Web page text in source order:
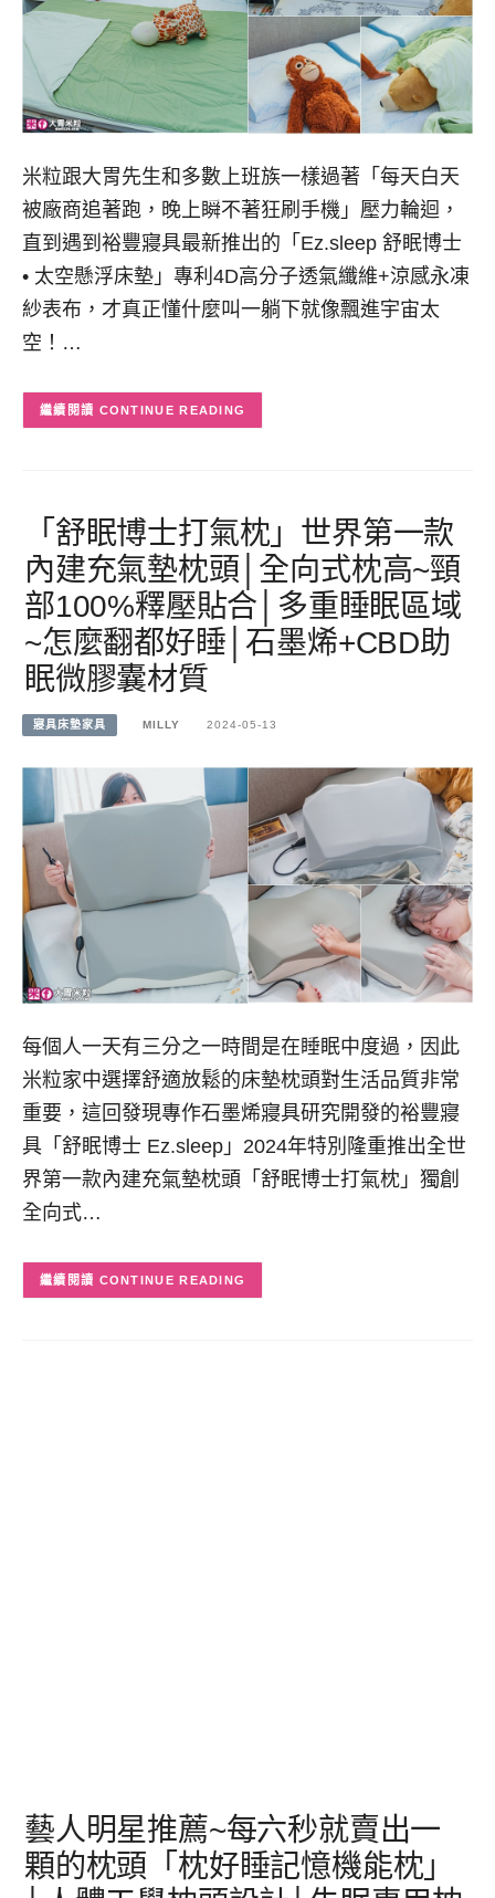
米粒跟大胃先生和多數上班族一樣過著「每天白天
被廠商追著跑，晚上瞬不著狂刷手機」壓力輪迴，
直到遇到裕豐寢具最新推出的「Ez.sleep 舒眠博士
• 太空懸浮床墊」專利4D高分子透氣纖維+涼感永凍
紗表布，才真正懂什麼叫一躺下就像飄進宇宙太
空！…
CONTINUE READING
「舒眠博士打氣枕」世界第一款
內建充氣墊枕頭│全向式枕高~頸
部100%釋壓貼合│多重睡眠區域
~怎麼翻都好睡│石墨烯+CBD助
眠微膠囊材質
寢具床墊家具 MILLY 2024-05-13
每個人一天有三分之一時間是在睡眠中度過，因此
米粒家中選擇舒適放鬆的床墊枕頭對生活品質非常
重要，這回發現專作石墨烯寢具研究開發的裕豐寢
具「舒眠博士 Ez.sleep」2024年特別隆重推出全世
界第一款內建充氣墊枕頭「舒眠博士打氣枕」獨創
全向式…
CONTINUE READING
藝人明星推薦~每六秒就賣出一
顆的枕頭「枕好睡記憶機能枕」